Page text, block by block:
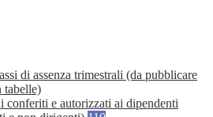
di assenza trimestrali (da pubblicare
tabelle)
conferiti e autorizzati ai dipendenti